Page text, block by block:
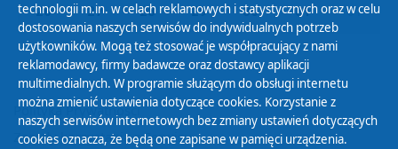
26 27 28 29 30 31 01
Polityka Prywatności
Zasady korzystania z Serwisu
technologii m.in. w celach reklamowych i statystycznych oraz w celu
dostosowania naszych serwisów do indywidualnych potrzeb
użytkowników. Mogą też stosować je współpracujący z nami
reklamodawcy, firmy badawcze oraz dostawcy aplikacji
multimedialnych. W programie służącym do obsługi internetu
można zmienić ustawienia dotyczące cookies. Korzystanie z
naszych serwisów internetowych bez zmiany ustawień dotyczących
cookies oznacza, że będą one zapisane w pamięci urządzenia.